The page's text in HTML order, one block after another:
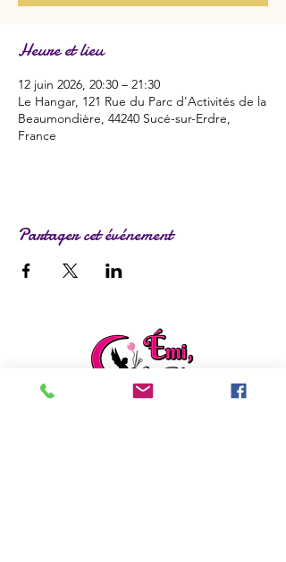
Heure et lieu
12 juin 2026, 20:30 – 21:30
Le Hangar, 121 Rue du Parc d'Activités de la
Beaumondière, 44240 Sucé-sur-Erdre,
France
Partager cet événement